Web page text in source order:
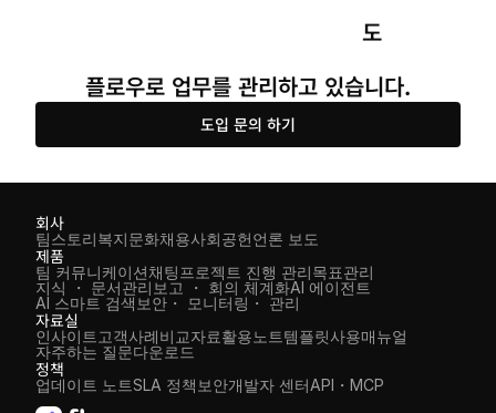
도
플로우로 업무를 관리하고 있습니다.
도입 문의 하기
회사
팀스토리복지문화채용사회공헌언론 보도
제품
팀 커뮤니케이션채팅 프로젝트 진행 관리목표관리
지식 ・ 문서관리 보고 ・ 회의 체계화
AI 스마트 검색
AI 에이전트
보안・ 모니터링・ 관리
자료실
인사이트 고객사례비교자료활용노트템플릿사용매뉴얼
자주하는 질문다운로드
정책
업데이트 노트SLA 정책 보안개발자 센터API・MCP